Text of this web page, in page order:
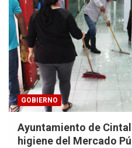
GOBIERNO
Ayuntamiento de
higiene del Mercado